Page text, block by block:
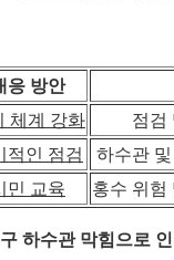
응 방안
체계 강화
점검
적인 점검
하수관
민 교육
홍수 위험
하수관 막힘으로